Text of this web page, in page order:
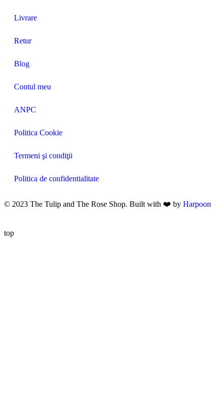
Livrare
Retur
Blog
Contul meu
ANPC
Politica Cookie
Termeni şi condiţii
Politica de confidentialitate
© 2023 The Tulip and The Rose Shop. Built with ❤️ by Harpoon
top